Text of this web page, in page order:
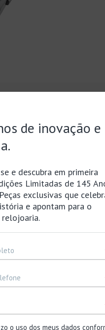
Titânio (revestimento super
Thickness:12.4mm
Diameter:43.4mm
Lug-to-lug:50.0mm
Cristal de safira
Lumibrite nos ponteiros e
Fecho triplo com botão de
fácil